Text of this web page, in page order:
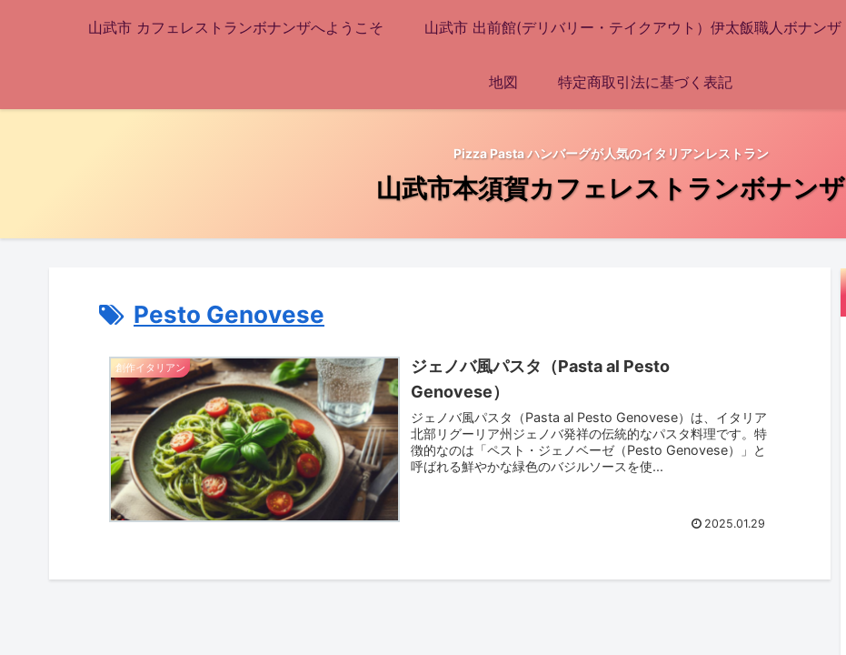
Pizza Pasta ハンバーグが人気のイタリアンレストラン
山武市本須賀カフェレストランボナンザ
山武市 カフェレストランボナンザへようこそ 山武市 出前館(デリバリー・テイクアウト）伊太飯職人ボナンザ
地図 特定商取引法に基づく表記
Pesto Genovese
創作イタリアン
ジェノバ風パスタ（Pasta al Pesto
Genovese）
ジェノバ風パスタ（Pasta al Pesto Genovese）は、イタリア
北部リグーリア州ジェノバ発祥の伝統的なパスタ料理です。特
徴的なのは「ペスト・ジェノベーゼ（Pesto Genovese）」と
呼ばれる鮮やかな緑色のバジルソースを使...
2025.01.29